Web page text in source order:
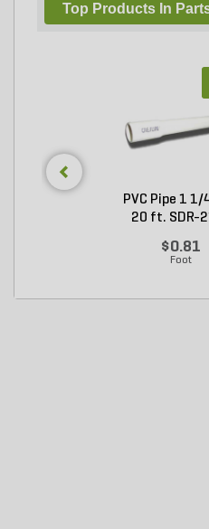
Top Products In
PVC Pipe 1 1/
20 ft. SDR-
$0.81
Foot